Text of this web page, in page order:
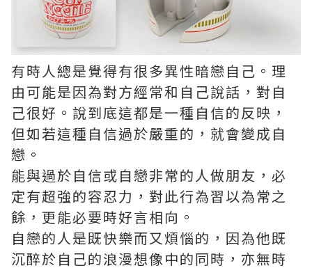
有時人總是覺得有很多異性暗戀自己。理
由可能是因為對方經常和自己說話，對自
己很好。說到底這都是一種自信的反映，
但如若這種自信過於嚴重的，就會變成自
戀。
能與過於自信或自戀非常的人做朋友，必
定有超強的容忍力，對此行為習以為常之
餘，更能必要時好言相向。
自戀的人是既快樂而又煩惱的，因為他既
沉醉於自己的浪漫想像中的同時，亦無時